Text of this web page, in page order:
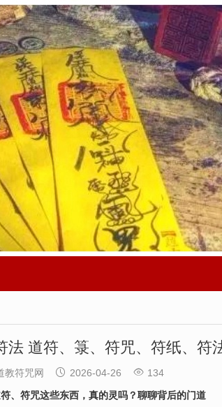
法 道符、箓、符咒、符纸、符
教符咒网  2026-04-26  134
、符咒这些东西，真的灵吗？聊聊背后的门道